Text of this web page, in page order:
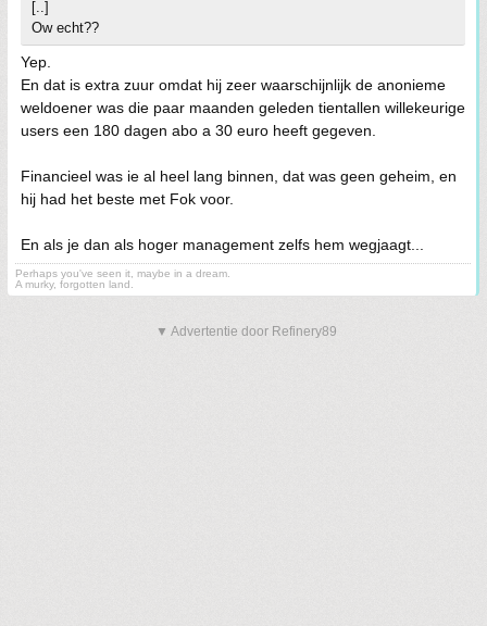
[..]
Ow echt??
Yep.
En dat is extra zuur omdat hij zeer waarschijnlijk de anonieme
weldoener was die paar maanden geleden tientallen willekeurige
users een 180 dagen abo a 30 euro heeft gegeven.
Financieel was ie al heel lang binnen, dat was geen geheim, en
hij had het beste met Fok voor.
En als je dan als hoger management zelfs hem wegjaagt...
Perhaps you've seen it, maybe in a dream.
A murky, forgotten land.
▼ Advertentie door Refinery89